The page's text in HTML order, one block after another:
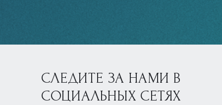
СЛЕДИТЕ ЗА НАМИ В
СОЦИАЛЬНЫХ СЕТЯХ